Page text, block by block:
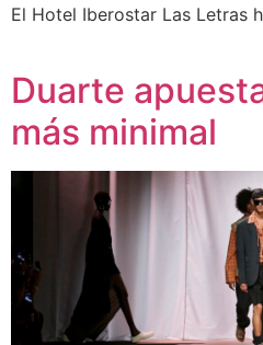
El Hotel Iberostar Las Letras
Duarte
más minimal